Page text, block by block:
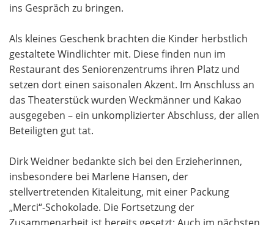
ins Gespräch zu bringen.
Als kleines Geschenk brachten die Kinder herbstlich
gestaltete Windlichter mit. Diese finden nun im
Restaurant des Seniorenzentrums ihren Platz und
setzen dort einen saisonalen Akzent. Im Anschluss an
das Theaterstück wurden Weckmänner und Kakao
ausgegeben – ein unkomplizierter Abschluss, der allen
Beteiligten gut tat.
Dirk Weidner bedankte sich bei den Erzieherinnen,
insbesondere bei Marlene Hansen, der
stellvertretenden Kitaleitung, mit einer Packung
„Merci“-Schokolade. Die Fortsetzung der
Zusammenarbeit ist bereits gesetzt: Auch im nächsten